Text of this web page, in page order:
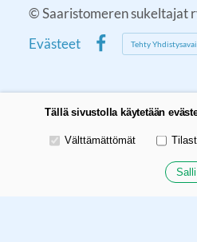
© Saaristomeren sukeltajat
Evästeet
Facebook
Tehty
Tällä sivustolla käytetään
Valitse käytettävät evästeet
Välttämättömät